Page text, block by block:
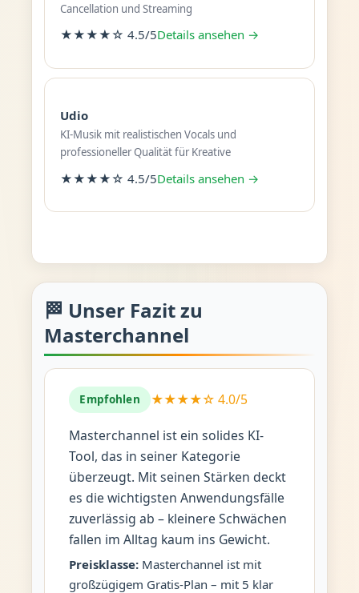
Cancellation und Streaming
★★★★☆ 4.5/5Details ansehen →
Udio
KI-Musik mit realistischen Vocals und
professioneller Qualität für Kreative
★★★★☆ 4.5/5Details ansehen →
🏁 Unser Fazit zu
Masterchannel
Empfohlen ★★★★☆ 4.0/5
Masterchannel ist ein solides KI-
Tool, das in seiner Kategorie
überzeugt. Mit seinen Stärken deckt
es die wichtigsten Anwendungsfälle
zuverlässig ab – kleinere Schwächen
fallen im Alltag kaum ins Gewicht.
Preisklasse:Masterchannel ist mit
großzügigem Gratis-Plan – mit 5 klar